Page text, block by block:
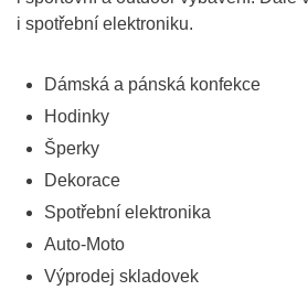
i spotřební elektroniku.
Dámská a pánská konfekce
Hodinky
Šperky
Dekorace
Spotřební elektronika
Auto-Moto
Výprodej skladovek